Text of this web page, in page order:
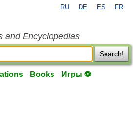
RU DE ES FR
and Encyclopedias
Search!
Books Игры ⚽